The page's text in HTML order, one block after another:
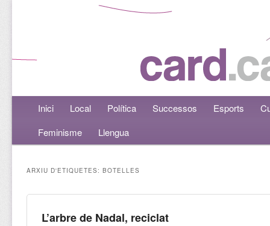
Menú principalAneu al contingut principal
Aneu al contingut secundari
Inici Local Política Successos Esports
Feminisme
Llengua
ARXIU D'ETIQUETES:BOTELLES
L’arbre de Nadal, reciclat